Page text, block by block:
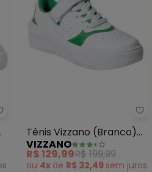
- Tênis Vizzano
Tênis Vizzano (Branco)
em Sintético
VIZZANO
R$ 129,99R$ 199,99
ou 4x de R$ 32,49 sem juros